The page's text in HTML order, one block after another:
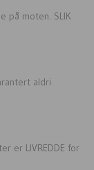
på moten. SLIK
aldri
er LIVREDDE for